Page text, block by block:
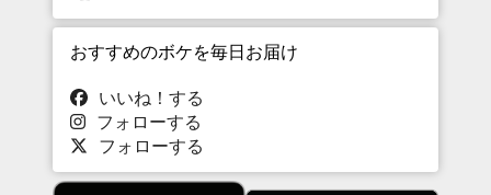
おすすめのボケを毎日お届け
いいね！する
フォローする
フォローする